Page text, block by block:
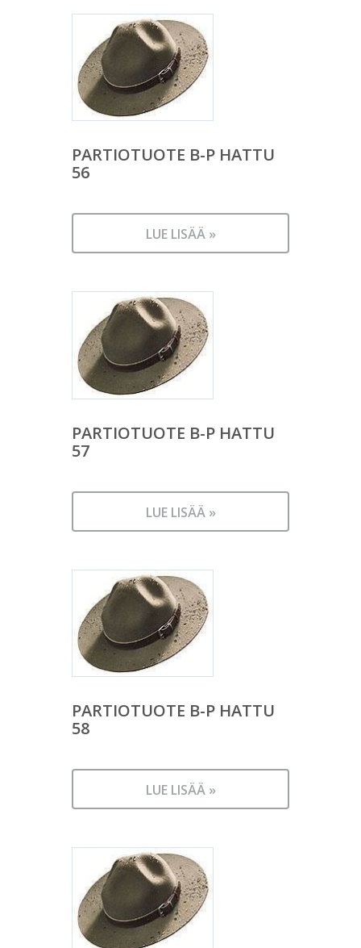
PARTIOTUOTE B-P HATTU
56
LUE LISÄÄ »
PARTIOTUOTE B-P HATTU
57
LUE LISÄÄ »
PARTIOTUOTE B-P HATTU
58
LUE LISÄÄ »